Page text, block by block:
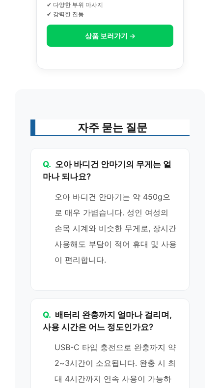
✔ 다양한 부위 마사지
✔ 강력한 진동
상품 보러가기 →
자주 묻는 질문
Q. 오아 바디건 안마기의 무게는 얼
마나 되나요?
오아 바디건 안마기는 약 450g으
로 매우 가볍습니다. 성인 여성의
손목 시계와 비슷한 무게로, 장시간
사용해도 부담이 적어 휴대 및 사용
이 편리합니다.
Q. 배터리 완충까지 얼마나 걸리며,
사용 시간은 어느 정도인가요?
USB-C 타입 충전으로 완충까지 약
2~3시간이 소요됩니다. 완충 시 최
대 4시간까지 연속 사용이 가능하